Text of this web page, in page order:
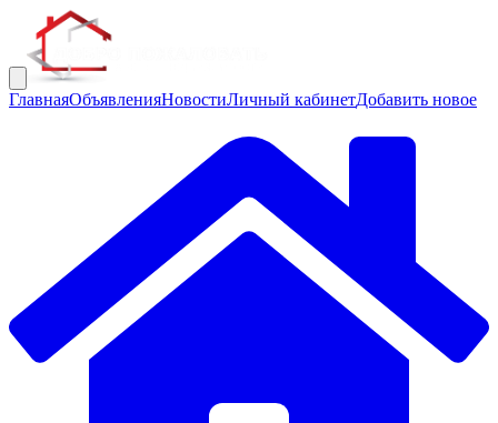
ГлавнаяОбъявленияНовостиЛичный кабинетДобавить новое